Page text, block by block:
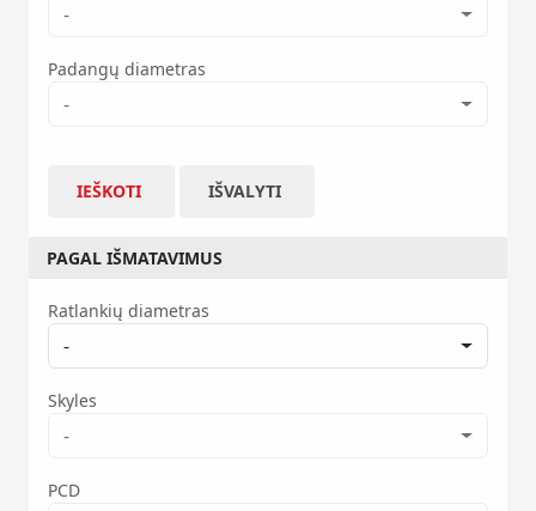
-
Padangų diametras
-
IEŠKOTI IŠVALYTI
PAGAL IŠMATAVIMUS
Ratlankių diametras
-
Skyles
-
PCD